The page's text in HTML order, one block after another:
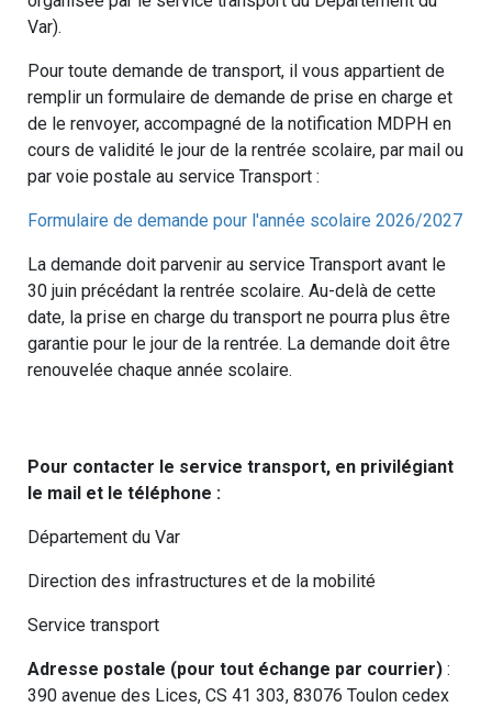
Var).
Pour toute demande de transport, il vous appartient de
remplir un formulaire de demande de prise en charge et
de le renvoyer, accompagné de la notification MDPH en
cours de validité le jour de la rentrée scolaire, par mail ou
par voie postale au service Transport :
Formulaire de demande pour l'année scolaire 2026/2027
La demande doit parvenir au service Transport avant le
30 juin précédant la rentrée scolaire. Au-delà de cette
date, la prise en charge du transport ne pourra plus être
garantie pour le jour de la rentrée. La demande doit être
renouvelée chaque année scolaire.
Pour contacter le service transport, en privilégiant
le mail et le téléphone :
Département du Var
Direction des infrastructures et de la mobilité
Service transport
Adresse postale (pour tout échange par courrier) :
390 avenue des Lices, CS 41 303, 83076 Toulon cedex